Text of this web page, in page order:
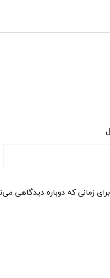
زمانی که دوباره دیدگاهی